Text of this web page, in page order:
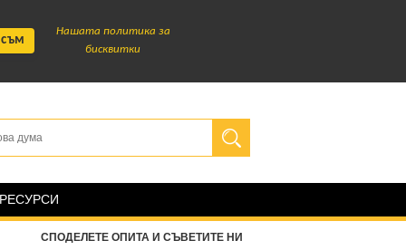
съм
Нашата политика за
бисквитки
СПОДЕЛЕТЕ ОПИТА И СЪВЕТИТЕ НИ